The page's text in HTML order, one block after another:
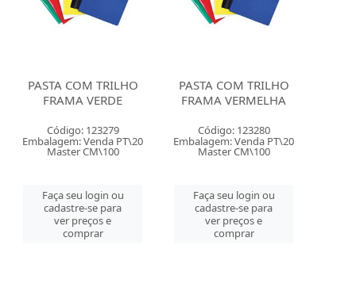
PASTA COM TRILHO
FRAMA VERDE
Código: 123279
Embalagem: Venda PT\20
Master CM\100
Faça seu login ou
cadastre-se para
ver preços e
comprar
PASTA COM TRILHO
FRAMA VERMELHA
Código: 123280
Embalagem: Venda PT\20
Master CM\100
Faça seu login ou
cadastre-se para
ver preços e
comprar